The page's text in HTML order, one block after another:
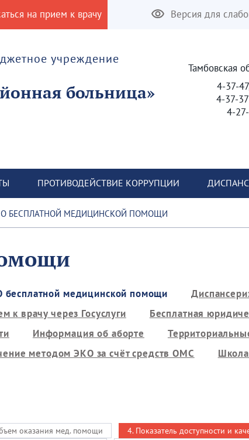
на прием к врачу Версия для
учреждение
больница»
Тамбовская
4-37-
4-37-
4-
ПРОТИВОДЕЙСТВИЕ КОРРУПЦИИ
О БЕСПЛАТНОЙ МЕДИЦИНСКОЙ ПОМОЩИ
бесплатной медицинской помощи
к врачу через Госуслуги
Бесплатная
Информация об аборте
методом ЭКО за счёт средств ОМС
оказания мед. помощи
4. Показатель доступности и